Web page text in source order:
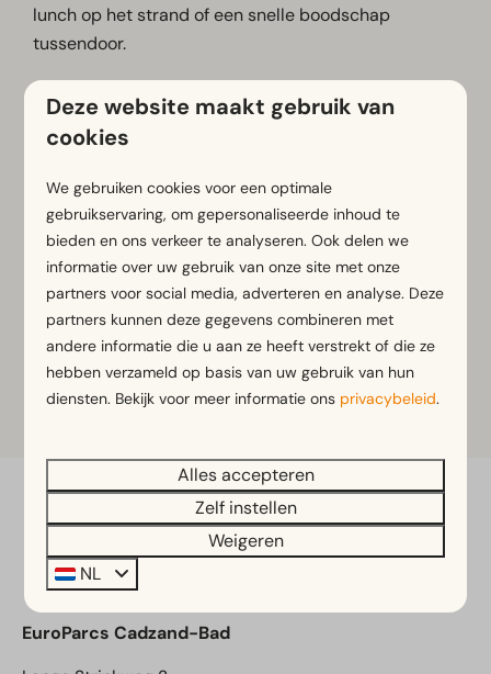
lunch op het strand of een snelle boodschap
tussendoor.
Meer dan alleen
boodschappen
Naast een zorgvuldig samengesteld assortiment
dagelijkse producten beschikt de shop over een
selfservice koffiecorner. Geniet van een verse kop
koffie, thee of een verfrissend drankje op het terras
aan de speeltuinzijde. Ook zijn er verpakte ijsjes
verkrijgbaar. Zo is de Self Service Shop de ideale
plek om even neer te strijken of iets mee te nemen
voor onderweg.
EuroParcs Cadzand-Bad
Deze website maakt gebruik van
cookies
We gebruiken cookies voor een optimale
gebruikservaring, om gepersonaliseerde inhoud te
bieden en ons verkeer te analyseren. Ook delen we
informatie over uw gebruik van onze site met onze
partners voor social media, adverteren en analyse. Deze
partners kunnen deze gegevens combineren met
andere informatie die u aan ze heeft verstrekt of die ze
hebben verzameld op basis van uw gebruik van hun
diensten. Bekijk voor meer informatie ons privacybeleid.
Alles accepteren
Zelf instellen
Weigeren
NL